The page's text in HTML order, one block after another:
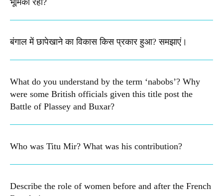
भूमिका रही?
बंगाल में छापेखाने का विकास किस प्रकार हुआ? समझाएं।
What do you understand by the term ‘nabobs’? Why
were some British officials given this title post the
Battle of Plassey and Buxar?
Who was Titu Mir? What was his contribution?
Describe the role of women before and after the French